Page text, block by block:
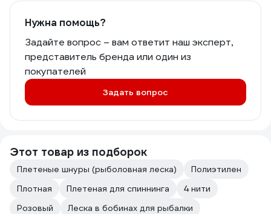
Нужна помощь?
Задайте вопрос – вам ответит наш эксперт,
представитель бренда или один из
покупателей
Задать вопрос
Этот товар из подборок
Плетеные шнуры (рыболовная леска)
Полиэтилен
Плотная
Плетеная для спиннинга
4 нити
Розовый
Леска в бобинах для рыбалки